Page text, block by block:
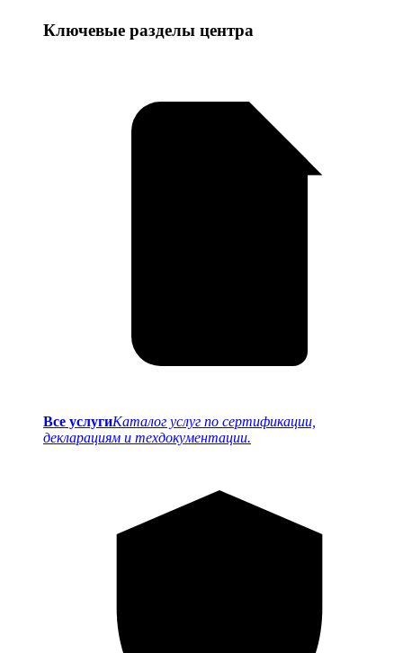
Ключевые разделы центра
Все услугиКаталог услуг по сертификации,
декларациям и техдокументации.